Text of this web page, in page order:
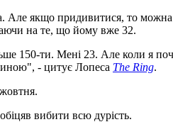
якщо придивитися, то
на те, що йому вже 32.
150-ти. Мені 23. Але коли я
- цитує Лопеса The Ring.
вибити всю дурість.